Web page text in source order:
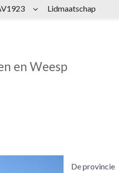
en Weesp
De provincie
Lidmaatschap